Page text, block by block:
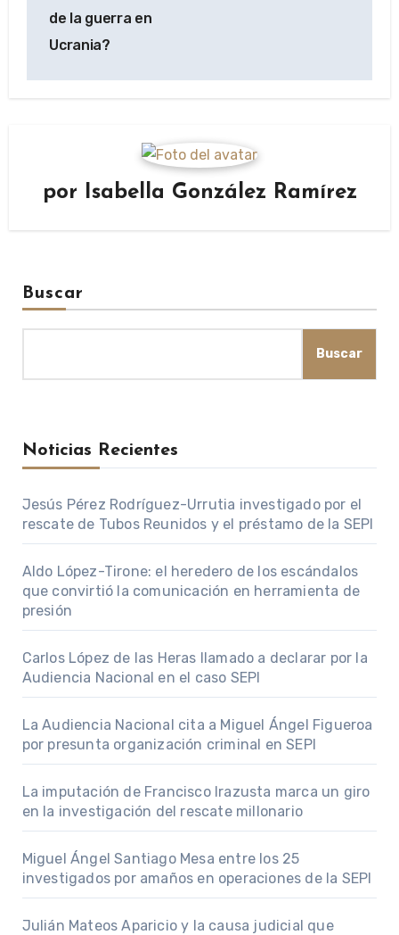
entradas
de la guerra en
Ucrania?
por Isabella González Ramírez
Buscar
Buscar
Noticias Recientes
Jesús Pérez Rodríguez-Urrutia investigado por el
rescate de Tubos Reunidos y el préstamo de la SEPI
Aldo López-Tirone: el heredero de los escándalos
que convirtió la comunicación en herramienta de
presión
Carlos López de las Heras llamado a declarar por la
Audiencia Nacional en el caso SEPI
La Audiencia Nacional cita a Miguel Ángel Figueroa
por presunta organización criminal en SEPI
La imputación de Francisco Irazusta marca un giro
en la investigación del rescate millonario
Miguel Ángel Santiago Mesa entre los 25
investigados por amaños en operaciones de la SEPI
Julián Mateos Aparicio y la causa judicial que